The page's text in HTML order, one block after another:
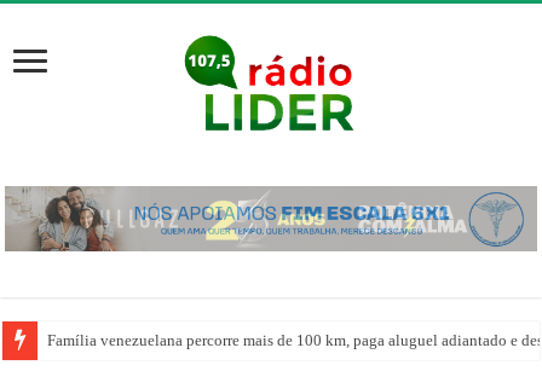
Família venezuelana percorre mais de 100 km, paga aluguel adiantado e